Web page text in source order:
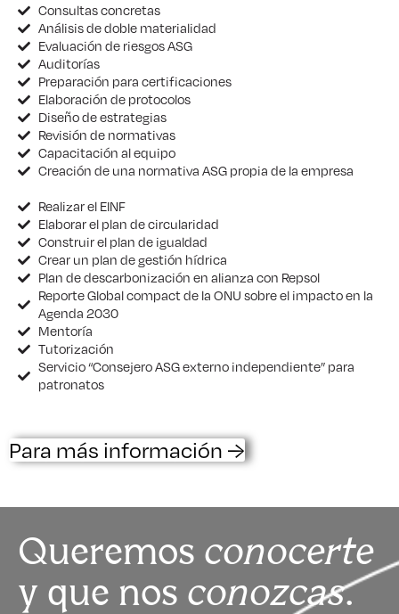
Consultas concretas
Análisis de doble materialidad
Evaluación de riesgos ASG
Auditorías
Preparación para certificaciones
Elaboración de protocolos
Diseño de estrategias
Revisión de normativas
Capacitación al equipo
Creación de una normativa ASG propia de la empresa
Realizar el EINF
Elaborar el plan de circularidad
Construir el plan de igualdad
Crear un plan de gestión hídrica
Plan de descarbonización en alianza con Repsol
Reporte Global compact de la ONU sobre el impacto en la
Agenda 2030
Mentoría
Tutorización
Servicio “Consejero ASG externo independiente” para
patronatos
Para más información →
Queremos conocerte
y que nos conozcas.